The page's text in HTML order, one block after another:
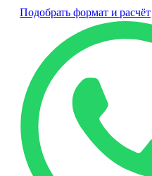
Подобрать формат и расчёт